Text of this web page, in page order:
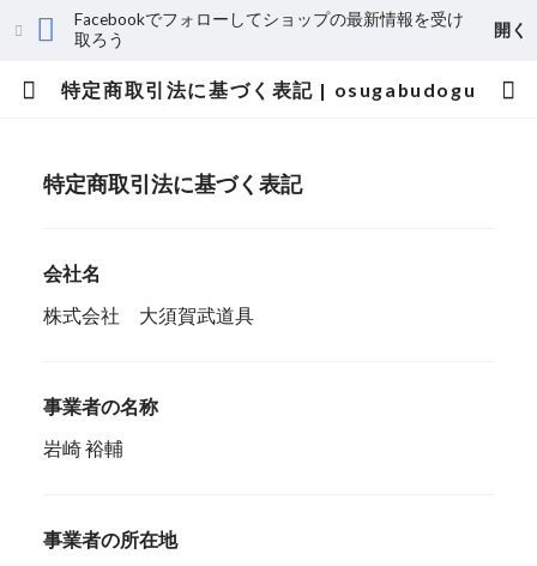
Facebookでフォローしてショップの最新情報を受け
取ろう
開く
特定商取引法に基づく表記 | osugabudogu
特定商取引法に基づく表記
会社名
株式会社 大須賀武道具
事業者の名称
岩崎 裕輔
事業者の所在地